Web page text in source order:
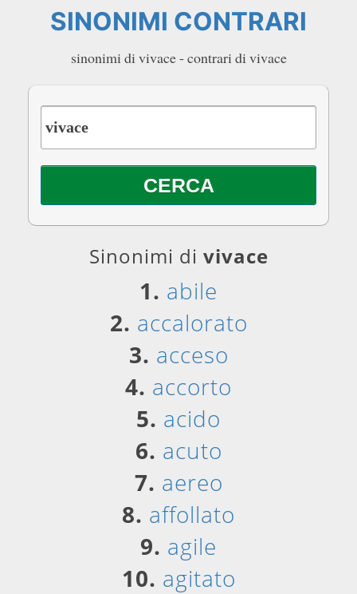
SINONIMI CONTRARI
sinonimi di vivace - contrari di vivace
Sinonimi di vivace
1. abile
2. accalorato
3. acceso
4. accorto
5. acido
6. acuto
7. aereo
8. affollato
9. agile
10. agitato